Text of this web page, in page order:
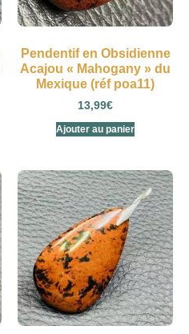
Pendentif en Obsidienne
Acajou « Mahogany » du
Mexique (réf poa11)
13,99€
Ajouter au panier